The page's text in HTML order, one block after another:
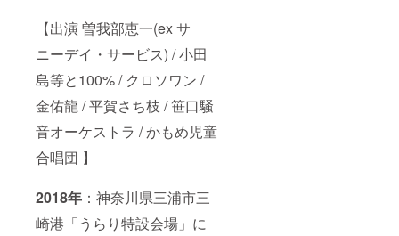
【出演 曽我部恵一(ex サ
ニーデイ・サービス) / 小田
島等と100% / クロソワン /
金佑龍 / 平賀さち枝 / 笹口騒
音オーケストラ / かもめ児童
合唱団 】
2018年 ：神奈川県三浦市三
崎港「うらり特設会場」に